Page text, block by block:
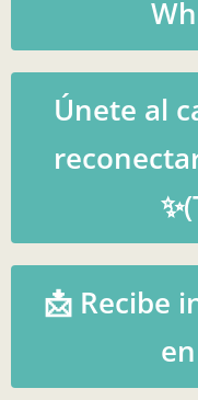
Únete al
📩 Recibe